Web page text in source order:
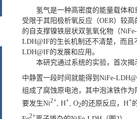
氢气是一种高密度的能量载体
受限于其阳极析氧反应（OER）较
的自支撑镍铁层状双氢氧化物（
LDH@IF的生长机制还不清楚，而
LDH@IF的发展和应用。
本研究通过系统的实验，首次
中静置一段时间就能得到NiFe-
组成了腐蚀原电池，其中泡沫铁作为
要发生Ni2+ , H+ , O2的还原反应，H+
2+